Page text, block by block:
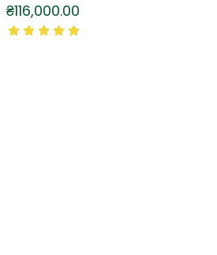
₴116,000.00